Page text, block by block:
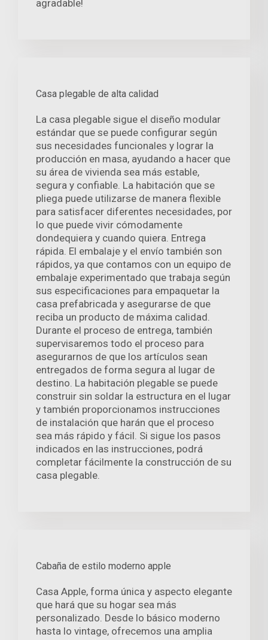
agradable!
Casa plegable de alta calidad
La casa plegable sigue el diseño modular
estándar que se puede configurar según
sus necesidades funcionales y lograr la
producción en masa, ayudando a hacer que
su área de vivienda sea más estable,
segura y confiable. La habitación que se
pliega puede utilizarse de manera flexible
para satisfacer diferentes necesidades, por
lo que puede vivir cómodamente
dondequiera y cuando quiera. Entrega
rápida. El embalaje y el envío también son
rápidos, ya que contamos con un equipo de
embalaje experimentado que trabaja según
sus especificaciones para empaquetar la
casa prefabricada y asegurarse de que
reciba un producto de máxima calidad.
Durante el proceso de entrega, también
supervisaremos todo el proceso para
asegurarnos de que los artículos sean
entregados de forma segura al lugar de
destino. La habitación plegable se puede
construir sin soldar la estructura en el lugar
y también proporcionamos instrucciones
de instalación que harán que el proceso
sea más rápido y fácil. Si sigue los pasos
indicados en las instrucciones, podrá
completar fácilmente la construcción de su
casa plegable.
Cabaña de estilo moderno apple
Casa Apple, forma única y aspecto elegante
que hará que su hogar sea más
personalizado. Desde lo básico moderno
hasta lo vintage, ofrecemos una amplia